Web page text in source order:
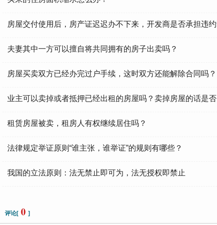
房屋交付使用后，房产证迟迟办不下来，开发商是否承担违
夫妻其中一方可以擅自将共同拥有的房子出卖吗？
房屋买卖双方已经办完过户手续，这时双方还能解除合同吗？
业主可以卖掉或者抵押已经出租的房屋吗？卖掉房屋的话是
租赁房屋被卖，租房人有权继续居住吗？
法律规定举证原则“谁主张，谁举证”的规则有哪些？
我国的立法原则：法无禁止即可为，法无授权即禁止
评论[ 0 ]